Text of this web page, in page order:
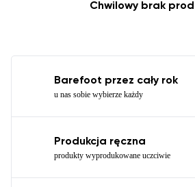
Chwilowy brak
Barefoot przez cały rok
u nas sobie wybierze każdy
Produkcja ręczna
produkty wyprodukowane uczciwie